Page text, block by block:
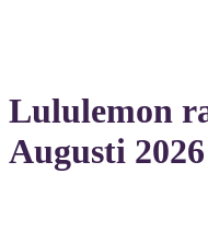
Lululemon
Augusti 2026